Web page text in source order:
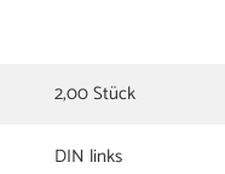
2,00 Stück
DIN links